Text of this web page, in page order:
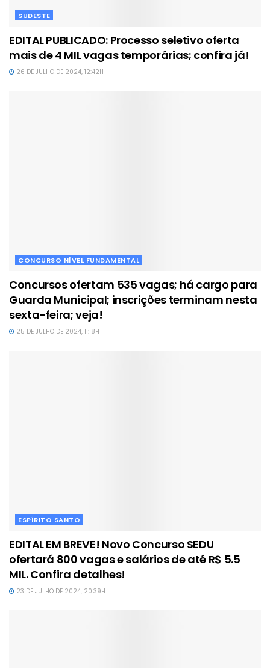
SUDESTE
EDITAL PUBLICADO: Processo seletivo oferta
mais de 4 MIL vagas temporárias; confira já!
26 DE JULHO DE 2024, 12:42H
CONCURSO NÍVEL FUNDAMENTAL
Concursos ofertam 535 vagas; há cargo para
Guarda Municipal; inscrições terminam nesta
sexta-feira; veja!
25 DE JULHO DE 2024, 11:18H
ESPÍRITO SANTO
EDITAL EM BREVE! Novo Concurso SEDU
ofertará 800 vagas e salários de até R$ 5.5
MIL. Confira detalhes!
23 DE JULHO DE 2024, 20:39H